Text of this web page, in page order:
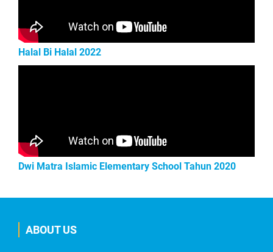
Halal Bi Halal 2022
Dwi Matra Islamic Elementary School Tahun 2020
ABOUT US